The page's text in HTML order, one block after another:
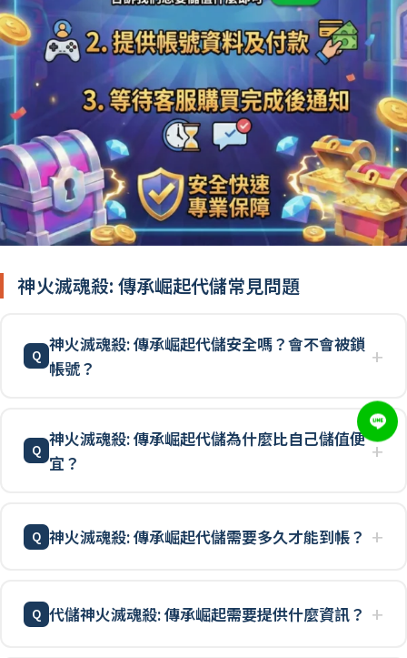
神火滅魂殺: 傳承崛起代儲常見問題
神火滅魂殺: 傳承崛起代儲安全嗎？會不會被鎖
帳號？
神火滅魂殺: 傳承崛起代儲為什麼比自己儲值便
宜？
神火滅魂殺: 傳承崛起代儲需要多久才能到帳？
代儲神火滅魂殺: 傳承崛起需要提供什麼資訊？